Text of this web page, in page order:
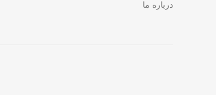
درباره ما